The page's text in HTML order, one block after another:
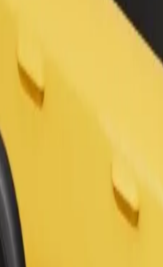
Istraži naše usluge i pronađi savršenu
i osobama s invaliditetom. Ako imaš